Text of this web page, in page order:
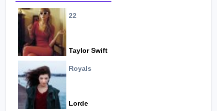
22
Taylor Swift
Royals
Lorde